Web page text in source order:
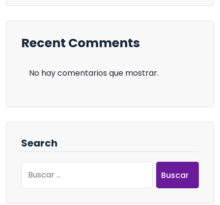
Recent Comments
No hay comentarios que mostrar.
Search